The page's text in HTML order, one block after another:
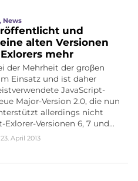
, News
und
alten Versionen
mehr
der Mehrheit der groβen
Einsatz und ist daher
JavaScript-
Major-Version 2.0, die nun
allerdings nicht
Versionen 6, 7 und…
23. April 2013